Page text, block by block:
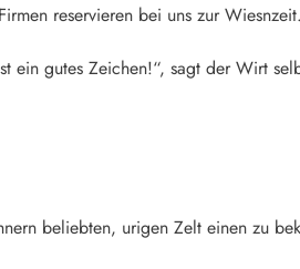
reservieren bei uns zur
ein gutes Zeichen!“, sagt der Wirt
beliebten, urigen Zelt einen zu